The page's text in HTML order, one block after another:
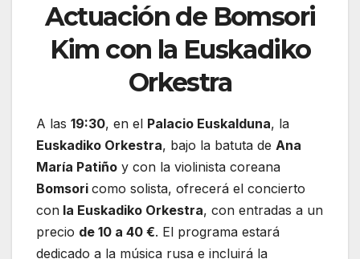
Actuación de Bomsori
Kim con la Euskadiko
Orkestra
A las 19:30, en el Palacio Euskalduna, la
Euskadiko Orkestra, bajo la batuta de Ana
María Patiño y con la violinista coreana
Bomsori como solista, ofrecerá el concierto
con la Euskadiko Orkestra, con entradas a un
precio de 10 a 40 €. El programa estará
dedicado a la música rusa e incluirá la